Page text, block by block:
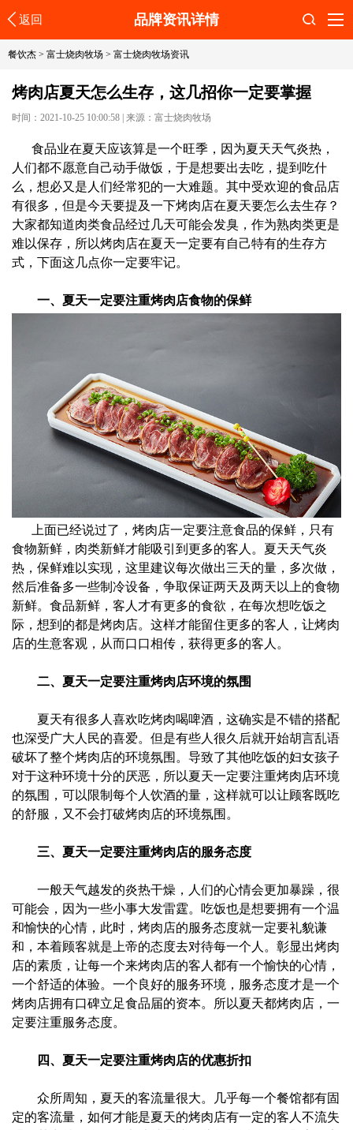
返回 品牌资讯详情
餐饮杰 > 富士烧肉牧场 > 富士烧肉牧场资讯
烤肉店夏天怎么生存，这几招你一定要掌握
时间：2021-10-25 10:00:58 来源：富士烧肉牧场
食品业在夏天应该算是一个旺季，因为夏天天气炎热，
人们都不愿意自己动手做饭，于是想要出去吃，提到吃什
么，想必又是人们经常犯的一大难题。其中受欢迎的食品店
有很多，但是今天要提及一下烤肉店在夏天要怎么去生存？
大家都知道肉类食品经过几天可能会发臭，作为熟肉类更是
难以保存，所以烤肉店在夏天一定要有自己特有的生存方
式，下面这几点你一定要牢记。
一、夏天一定要注重烤肉店食物的保鲜
上面已经说过了，烤肉店一定要注意食品的保鲜，只有
食物新鲜，肉类新鲜才能吸引到更多的客人。夏天天气炎
热，保鲜难以实现，这里建议每次做出三天的量，多次做，
然后准备多一些制冷设备，争取保证两天及两天以上的食物
新鲜。食品新鲜，客人才有更多的食欲，在每次想吃饭之
际，想到的都是烤肉店。这样才能留住更多的客人，让烤肉
店的生意客观，从而口口相传，获得更多的客人。
二、夏天一定要注重烤肉店环境的氛围
夏天有很多人喜欢吃烤肉喝啤酒，这确实是不错的搭配
也深受广大人民的喜爱。但是有些人很久后就开始胡言乱语
破坏了整个烤肉店的环境氛围。导致了其他吃饭的妇女孩子
对于这种环境十分的厌恶，所以夏天一定要注重烤肉店环境
的氛围，可以限制每个人饮酒的量，这样就可以让顾客既吃
的舒服，又不会打破烤肉店的环境氛围。
三、夏天一定要注重烤肉店的服务态度
一般天气越发的炎热干燥，人们的心情会更加暴躁，很
可能会，因为一些小事大发雷霆。吃饭也是想要拥有一个温
和愉快的心情，此时，烤肉店的服务态度就一定要礼貌谦
和，本着顾客就是上帝的态度去对待每一个人。彰显出烤肉
店的素质，让每一个来烤肉店的客人都有一个愉快的心情，
一个舒适的体验。一个良好的服务环境，服务态度才是一个
烤肉店拥有口碑立足食品届的资本。所以夏天都烤肉店，一
定要注重服务态度。
四、夏天一定要注重烤肉店的优惠折扣
众所周知，夏天的客流量很大。几乎每一个餐馆都有固
定的客流量，如何才能是夏天的烤肉店有一定的客人不流失